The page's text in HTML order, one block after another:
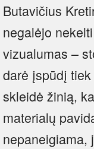
Butavičius
negalėjo
vizualumas –
darė įspūdį
skleidė žinią,
materialų
nepaneigiama,